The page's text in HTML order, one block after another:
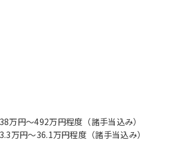
万円〜492万円程度（諸手当込み）
万円〜36.1万円程度（諸手当込み）